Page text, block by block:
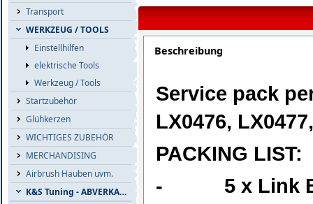
Transport
WERKZEUG / TOOLS
Einstellhilfen
elektrische Tools
Werkzeug / Tools
Startzubehör
Glühkerzen
WICHTIGES ZUBEHÖR
MERCHANDISING
Airbrush Hauben uvm.
K&S Tuning - ABVERKAUF
Beschreibung
Service pack
LX0476,
PACKING LIST:
- 5 x Link